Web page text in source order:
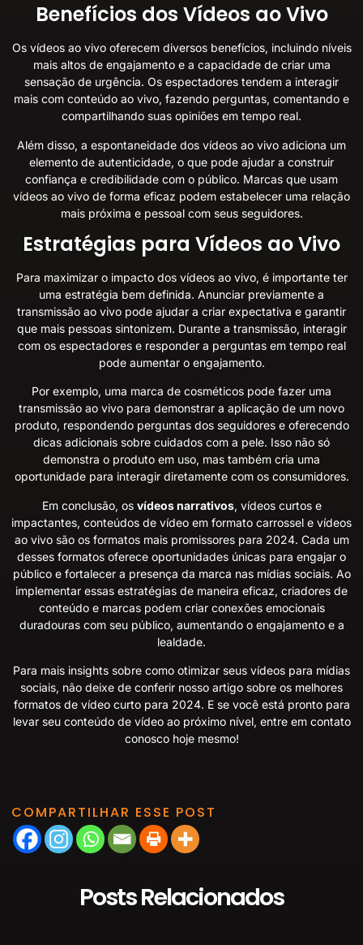
Benefícios dos Vídeos ao Vivo
Os vídeos ao vivo oferecem diversos benefícios, incluindo níveis
mais altos de engajamento e a capacidade de criar uma
sensação de urgência. Os espectadores tendem a interagir
mais com conteúdo ao vivo, fazendo perguntas, comentando e
compartilhando suas opiniões em tempo real.
Além disso, a espontaneidade dos vídeos ao vivo adiciona um
elemento de autenticidade, o que pode ajudar a construir
confiança e credibilidade com o público. Marcas que usam
vídeos ao vivo de forma eficaz podem estabelecer uma relação
mais próxima e pessoal com seus seguidores.
Estratégias para Vídeos ao Vivo
Para maximizar o impacto dos vídeos ao vivo, é importante ter
uma estratégia bem definida. Anunciar previamente a
transmissão ao vivo pode ajudar a criar expectativa e garantir
que mais pessoas sintonizem. Durante a transmissão, interagir
com os espectadores e responder a perguntas em tempo real
pode aumentar o engajamento.
Por exemplo, uma marca de cosméticos pode fazer uma
transmissão ao vivo para demonstrar a aplicação de um novo
produto, respondendo perguntas dos seguidores e oferecendo
dicas adicionais sobre cuidados com a pele. Isso não só
demonstra o produto em uso, mas também cria uma
oportunidade para interagir diretamente com os consumidores.
Em conclusão, os vídeos narrativos, vídeos curtos e
impactantes, conteúdos de vídeo em formato carrossel e vídeos
ao vivo são os formatos mais promissores para 2024. Cada um
desses formatos oferece oportunidades únicas para engajar o
público e fortalecer a presença da marca nas mídias sociais. Ao
implementar essas estratégias de maneira eficaz, criadores de
conteúdo e marcas podem criar conexões emocionais
duradouras com seu público, aumentando o engajamento e a
lealdade.
Para mais insights sobre como otimizar seus vídeos para mídias
sociais, não deixe de conferir nosso artigo sobre os melhores
formatos de vídeo curto para 2024. E se você está pronto para
levar seu conteúdo de vídeo ao próximo nível, entre em contato
conosco hoje mesmo!
COMPARTILHAR ESSE POST
Posts Relacionados